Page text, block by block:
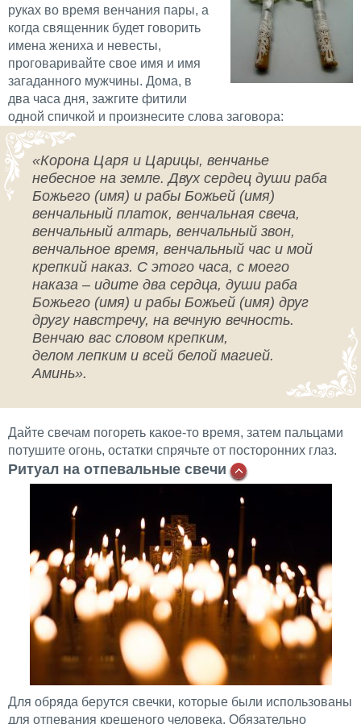
руках во время венчания пары, а
когда священник будет говорить
имена жениха и невесты,
проговаривайте свое имя и имя
загаданного мужчины. Дома, в
два часа дня, зажгите фитили
одной спичкой и произнесите слова заговора:
«Корона Царя и Царицы, венчанье
небесное на земле. Двух сердец души раба
Божьего (имя) и рабы Божьей (имя)
венчальный платок, венчальная свеча,
венчальный алтарь, венчальный звон,
венчальное время, венчальный час и мой
крепкий наказ. С этого часа, с моего
наказа – идите два сердца, души раба
Божьего (имя) и рабы Божьей (имя) друг
другу навстречу, на вечную вечность.
Венчаю вас словом крепким,
делом лепким и всей белой магией.
Аминь».
Дайте свечам погореть какое-то время, затем пальцами
потушите огонь, остатки спрячьте от посторонних глаз.
Ритуал на отпевальные свечи
Для обряда берутся свечки, которые были использованы
для отпевания крещеного человека. Обязательно